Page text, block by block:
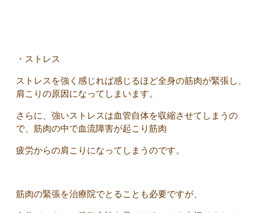
・ストレス
ストレスを強く感じれば感じるほど全身の筋肉が緊張し、
肩こりの原因になってしまいます。
さらに、強いストレスは血管自体を収縮させてしまうの
で、筋肉の中で血流障害が起こり筋肉
疲労からの肩こりになってしまうのです。
筋肉の緊張を治療院でとることも必要ですが、